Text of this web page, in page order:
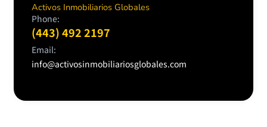
Activos Inmobiliarios Globales
Phone:
(443) 492 2197
Email:
info@activosinmobiliariosglobales.com